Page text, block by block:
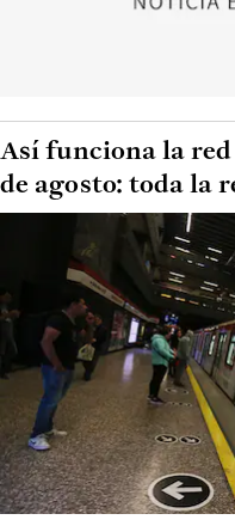
Así funciona la red
de agosto: toda la